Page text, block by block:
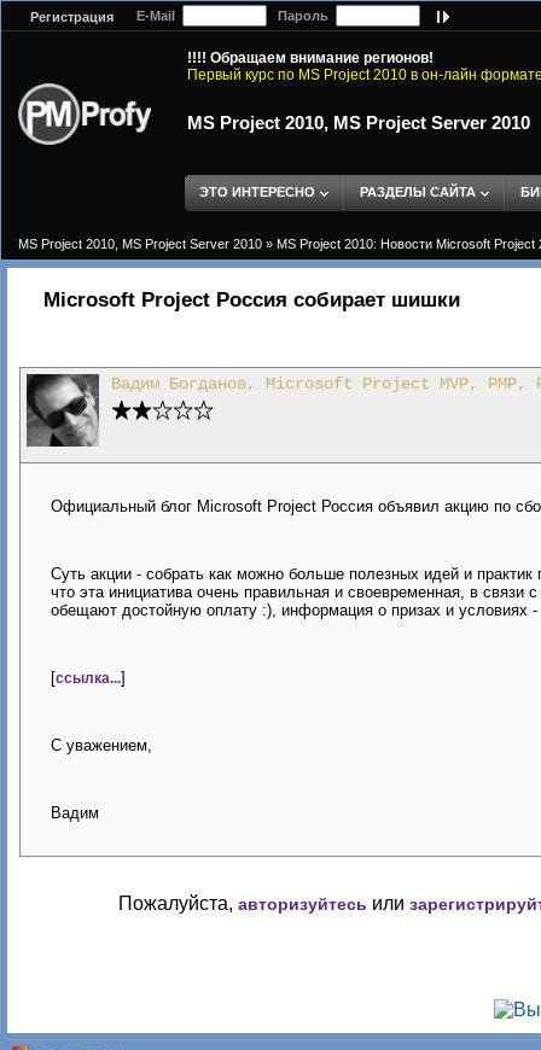
Регистрация E-Mail Пароль
!!!! Обращаем внимание регионов!
Первый курс по MS Project 2010 в он-лайн
MS Project 2010, MS Project Server 2010
ЭТО ИНТЕРЕСНО РАЗДЕЛЫ САЙТА
MS Project 2010, MS Project Server 2010 » MS Project 2010: Новости Microsoft Project
Microsoft Project Россия собирает шишки
Вадим Богданов, Microsoft Project MVP, PMP,
Официальный блог Microsoft Project Россия объявил акцию по
Суть акции - собрать как можно больше полезных идей и
что эта инициатива очень правильная и своевременная, в
обещают достойную оплату :), информация о призах и условиях -
[ссылка...]
С уважением,
Вадим
Пожалуйста, авторизуйтесь или